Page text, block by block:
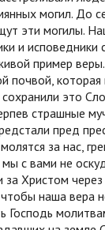
могил. До
эти могилы.
и исповедники
пример
почвой,
это
страшные
пред
за нас,
с вами не
за Христом через
наша вера
Господь